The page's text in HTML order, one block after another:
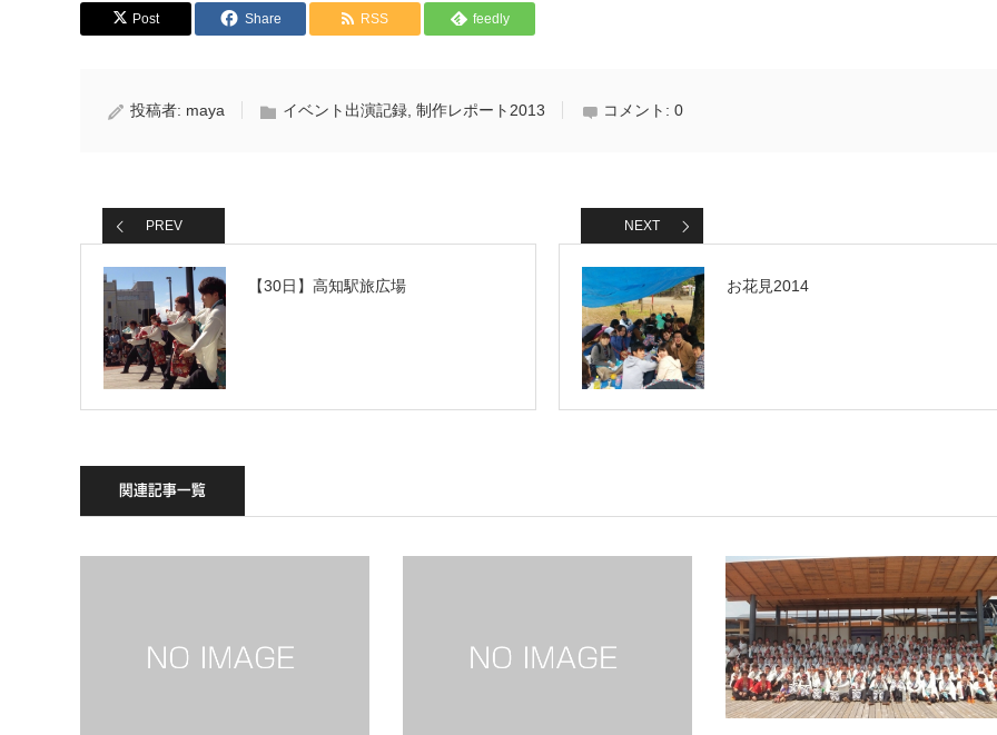
Post Share RSS feedly
投稿者: maya イベント出演記録 制作レポート2013 コメント: 0
PREV
【30日】高知駅旅広場
NEXT
お花見2014
関連記事一覧